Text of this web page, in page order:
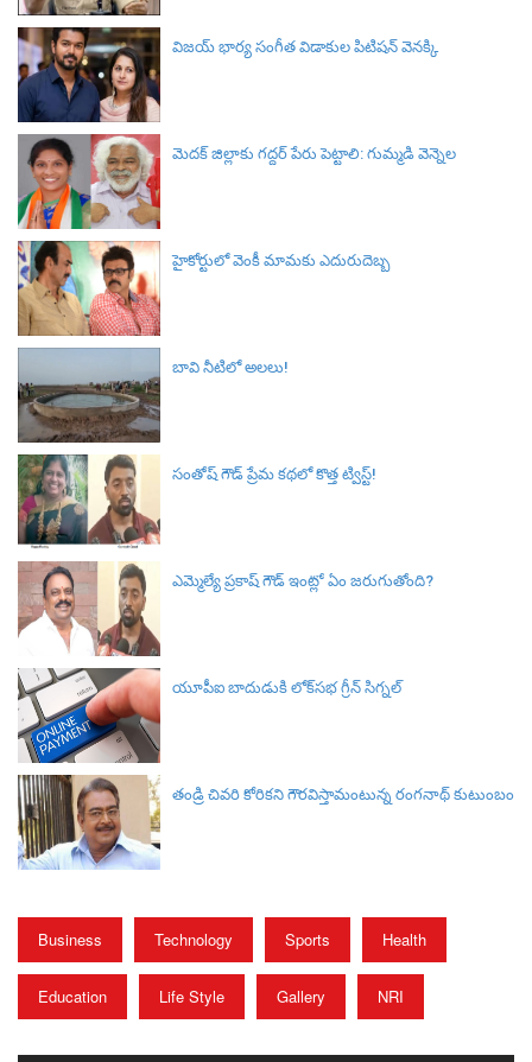
విజయ్ భార్య సంగీత విడాకుల పిటిషన్ వెనక్కి
మెదక్ జిల్లాకు గద్దర్ పేరు పెట్టాలి: గుమ్మడి వెన్నెల
హైకోర్టులో వెంకీ మామకు ఎదురుదెబ్బ
బావి నీటిలో అలలు!
సంతోష్ గౌడ్ ప్రేమ కథలో కొత్త ట్విస్ట్!
ఎమ్మెల్యే ప్రకాష్ గౌడ్ ఇంట్లో ఏం జరుగుతోంది?
యూపీఐ బాదుడుకి లోక్‌సభ గ్రీన్ సిగ్నల్‌
తండ్రి చివరి కోరికని గౌరవిస్తామంటున్న రంగనాథ్ కుటుంబం
Business Technology Sports Health
Education Life Style Gallery NRI